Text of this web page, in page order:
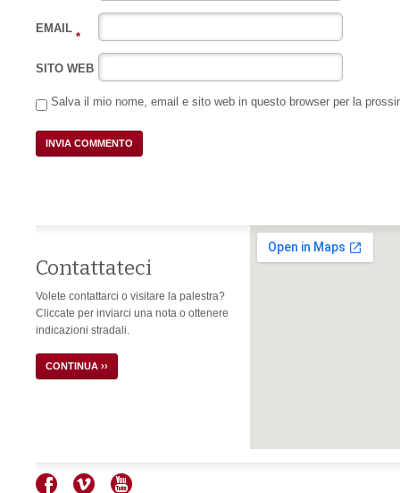
EMAIL
*
SITO WEB
Salva il mio nome, email e sito web in questo browser per la
Contattateci
Volete contattarci o visitare la palestra?
Cliccate per inviarci una nota o ottenere
indicazioni stradali.
CONTINUA ››